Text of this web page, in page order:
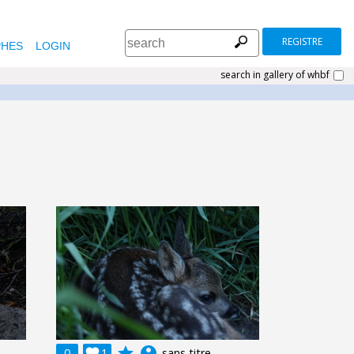
LOGIN REGISTRE
search in gallery of whbf